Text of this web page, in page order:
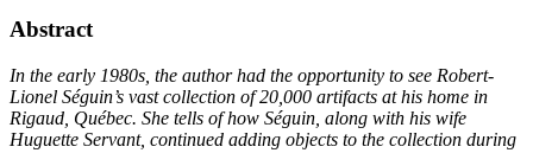
Abstract
In the early 1980s, the author had the opportunity to see Robert-
Lionel Séguin’s vast collection of 20,000 artifacts at his home in
Rigaud, Québec. She tells of how Séguin, along with his wife
Huguette Servant, continued adding objects to the collection during